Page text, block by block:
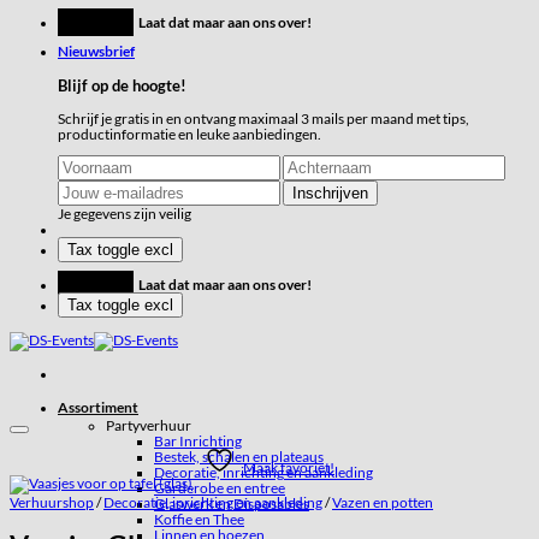
inhoud
Laat dat maar aan ons over!
Nieuwsbrief
Blijf op de hoogte!
Schrijf je gratis in en ontvang maximaal 3 mails per maand met tips,
productinformatie en leuke aanbiedingen.
Je gegevens zijn veilig
Laat dat maar aan ons over!
Assortiment
Partyverhuur
Bar Inrichting
Bestek, schalen en plateaus
Decoratie, inrichting en aankleding
Garderobe en entree
Glaswerk en Disposables
Koffie en Thee
Linnen en hoezen
Maak favoriet!
Verhuurshop / Decoratie, inrichting en aankleding /Vazen en potten